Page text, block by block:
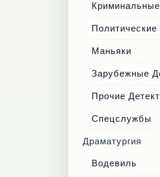
Политические
Маньяки
Зарубежные
Прочие
Спецслужбы
Драматургия
Водевиль